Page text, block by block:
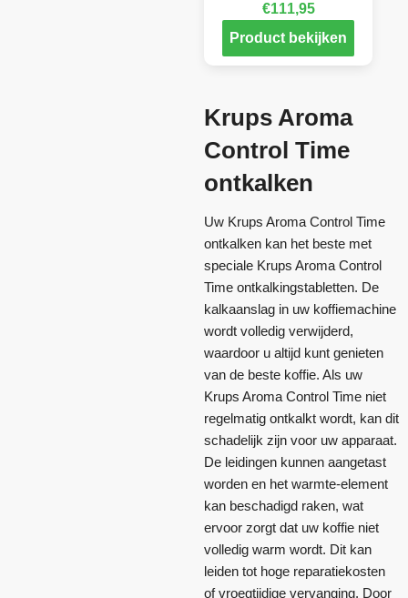
€111,95
Product bekijken
Krups Aroma
Control Time
ontkalken
Uw Krups Aroma Control Time
ontkalken kan het beste met
speciale Krups Aroma Control
Time ontkalkingstabletten. De
kalkaanslag in uw koffiemachine
wordt volledig verwijderd,
waardoor u altijd kunt genieten
van de beste koffie. Als uw
Krups Aroma Control Time niet
regelmatig ontkalkt wordt, kan dit
schadelijk zijn voor uw apparaat.
De leidingen kunnen aangetast
worden en het warmte-element
kan beschadigd raken, wat
ervoor zorgt dat uw koffie niet
volledig warm wordt. Dit kan
leiden tot hoge reparatiekosten
of vroegtijdige vervanging. Door